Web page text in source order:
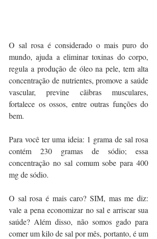
O sal rosa é considerado o mais puro do
mundo, ajuda a eliminar toxinas do corpo,
regula a produção de óleo na pele, tem alta
concentração de nutrientes, promove a saúde
vascular, previne cãibras musculares,
fortalece os ossos, entre outras funções do
bem.
Para você ter uma ideia: 1 grama de sal rosa
contém 230 gramas de sódio; essa
concentração no sal comum sobe para 400
mg de sódio.
O sal rosa é mais caro? SIM, mas me diz:
vale a pena economizar no sal e arriscar sua
saúde? Além disso, não somos gado para
comer um kilo de sal por mês, portanto, é um